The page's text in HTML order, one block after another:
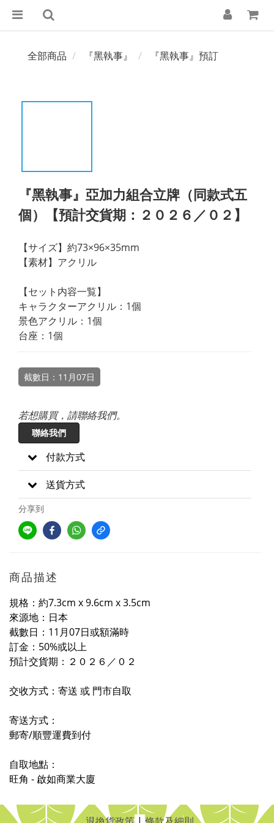
全部商品 『黑執事』 『黑執事』預訂
『黑執事』亞加力組合立牌（同款式五
個）【預計交貨期：２０２６／０２】
【サイズ】約73×96×35mm
【素材】アクリル
【セット内容一覧】
キャラクターアクリル：1個
景色アクリル：1個
台座：1個
截數日：11月07日
若想購買，請聯絡我們。
聯絡我們
付款方式
送貨方式
分享到
商品描述
規格：約7.3cm x 9.6cm x 3.5cm
來源地：日本
截數日：11月07日或額滿時
訂金：50%或以上
預計交貨期： ２０２ ６ ／０ ２
交收方式：寄送 或 門市自取
寄送方式：
郵寄/順豐運費到付
自取地點：
旺角 - 啟如商業大廈